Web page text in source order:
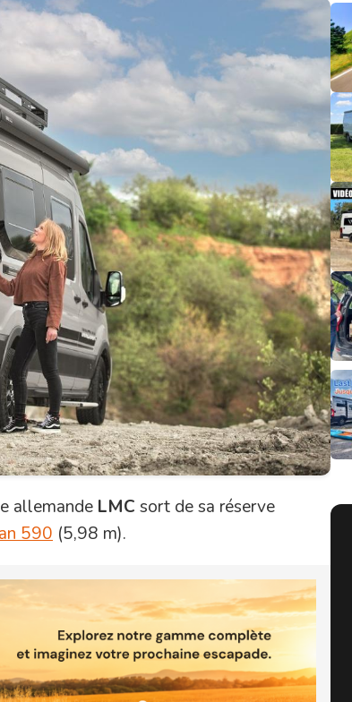
allemande LMC sort de sa réserve
590 (5,98 m).